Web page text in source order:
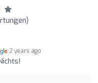
2 years ago